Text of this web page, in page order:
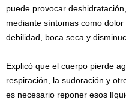
puede provocar
mediante síntomas como
debilidad, boca seca y
Explicó que el cuerpo pierde
respiración, la sudoración y
es necesario reponer esos